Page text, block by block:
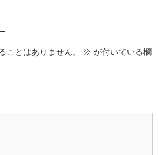
ことはありません。 ※ が付いている欄